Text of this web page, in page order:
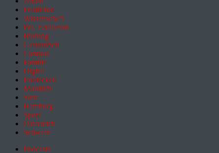
Feuilleton
Wissenschaft
Pol. Feuilleton
Bildung
Gesundheit
Campus
Familie
Digital
Entdecken
Mobilität
Sinn
Hamburg
Sport
Österreich
Schweiz
Podcasts